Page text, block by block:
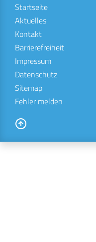
Startseite
Aktuelles
Kontakt
Barrierefreiheit
Impressum
Datenschutz
Sitemap
Fehler melden